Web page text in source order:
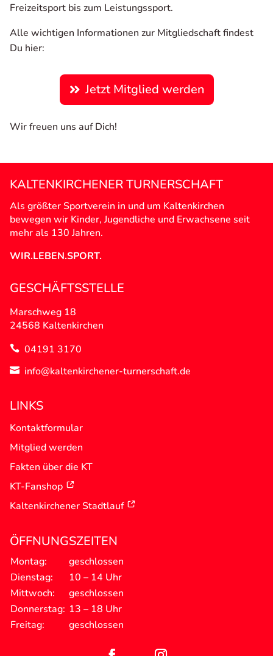
Freizeitsport bis zum Leistungssport.
Alle wichtigen Informationen zur Mitgliedschaft findest
Du hier:
Jetzt Mitglied werden
Wir freuen uns auf Dich!
KALTENKIRCHENER TURNERSCHAFT
Als größter Sportverein in und um Kaltenkirchen
bewegen wir Kinder, Jugendliche und Erwachsene seit
mehr als 130 Jahren.
WIR.LEBEN.SPORT.
GESCHÄFTSSTELLE
Marschweg 18
24568 Kaltenkirchen
 04191 3170
 info@kaltenkirchener-turnerschaft.de
LINKS
Kontaktformular
Mitglied werden
Fakten über die KT
KT-Fanshop
Kaltenkirchener Stadtlauf
ÖFFNUNGSZEITEN
Montag:
geschlossen
Dienstag:
10 – 14 Uhr
Mittwoch:
geschlossen
Donnerstag: 13 – 18 Uhr
Freitag:
geschlossen